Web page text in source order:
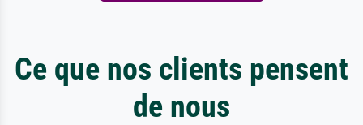
Ce que nos clients pensent
de nous